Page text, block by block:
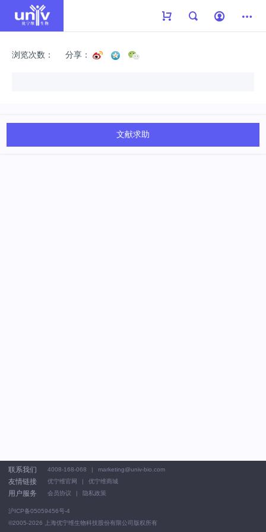
浏览次数： 分享：
文献求助
联系我们 4008-168-068 marketing@univ-bio.com
友情链接 优宁维官网 优宁维商城
用户服务 会员协议 隐私政策
沪ICP备05059456号-4
©2005-2026 上海优宁维生物科技股份有限公司版权所有